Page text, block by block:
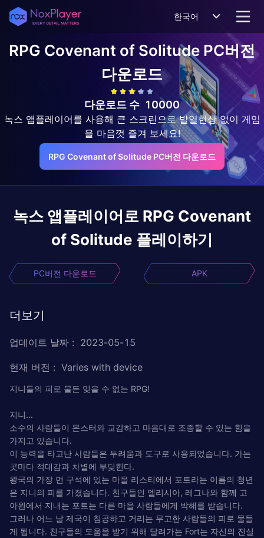
한국어
RPG Covenant of Solitude PC버전
다운로드
다운로드 수 10000
녹스 앱플레이어를 사용해 큰 스크린으로 발열현상 없이 게임
을 마음껏 즐겨 보세요!
RPG Covenant of Solitude PC버전 다운로드
녹스 앱플레이어로 RPG Covenant
of Solitude 플레이하기
PC버전 다운로드 APK
더보기
업데이트 날짜 : 2023-05-15
현재 버전 : Varies with device
지니들의 피로 물든 잊을 수 없는 RPG!
지니...
소수의 사람들이 몬스터와 교감하고 마음대로 조종할 수 있는 힘을
가지고 있습니다.
이 능력을 타고난 사람들은 두려움과 도구로 사용되었습니다. 가는
곳마다 적대감과 차별에 부딪힌다.
왕국의 가장 먼 구석에 있는 마을 리스티에서 포트라는 이름의 청년
은 지니의 피를 가졌습니다. 친구들인 엘리시아, 레그나와 함께 고
아원에서 지내는 포트는 다른 마을 사람들에게 박해를 받습니다.
그러나 어느 날 제국이 침공하고 거리는 무고한 사람들의 피로 물들
게 됩니다. 친구들의 도움을 받기 위해 달려가는 Fort는 자신의 진실